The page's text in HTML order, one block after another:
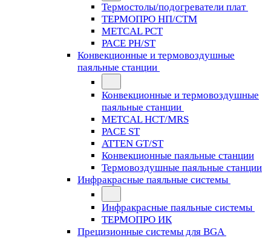
Термостолы/подогреватели плат
ТЕРМОПРО НП/СТМ
METCAL PCT
PACE PH/ST
Конвекционные и термовоздушные
паяльные станции
Конвекционные и термовоздушные
паяльные станции
METCAL HCT/MRS
PACE ST
ATTEN GT/ST
Конвекционные паяльные станции
Термовоздушные паяльные станции
Инфракрасные паяльные системы
Инфракрасные паяльные системы
ТЕРМОПРО ИК
Прецизионные системы для BGA